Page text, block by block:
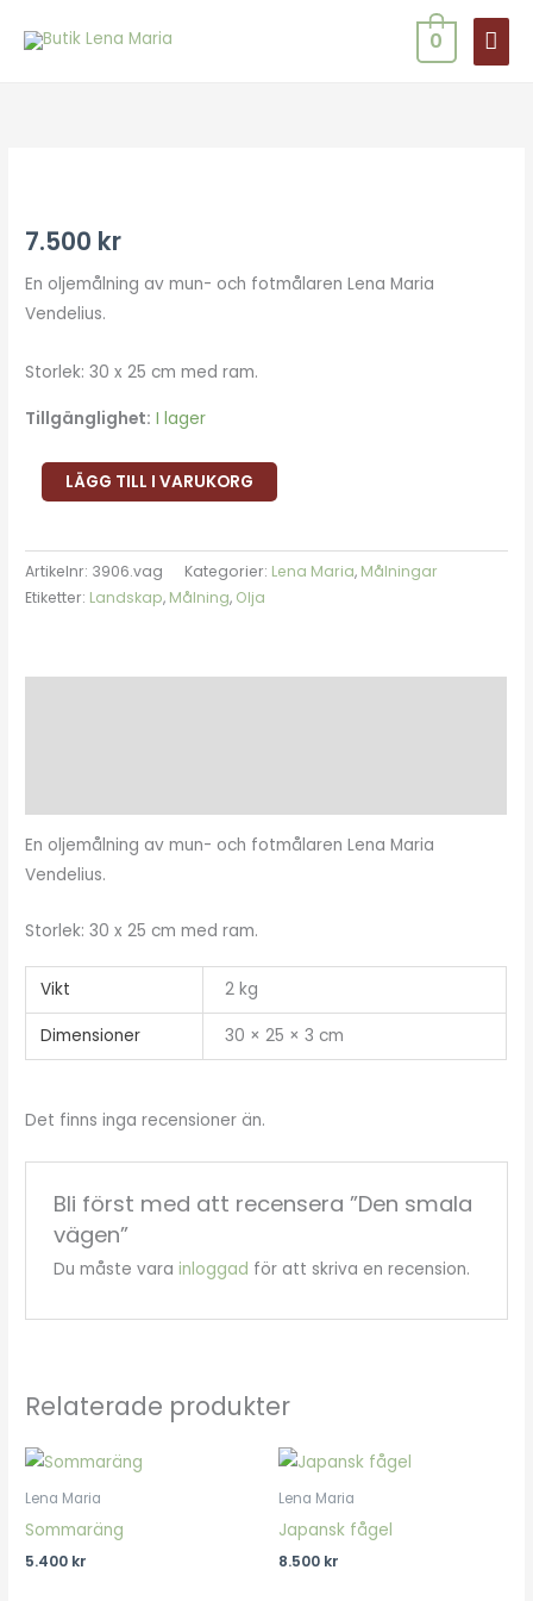
0
7.500 kr
En oljemålning av mun- och fotmålaren Lena Maria
Vendelius.
Storlek: 30 x 25 cm med ram.
Tillgänglighet: I lager
vägen
LÄGG TILL I VARUKORG
Artikelnr: 3906.vag Kategorier: Lena Maria, Målningar
Etiketter: Landskap, Målning, Olja
En oljemålning av mun- och fotmålaren Lena Maria
Vendelius.
Storlek: 30 x 25 cm med ram.
Vikt 2 kg
Dimensioner 30 × 25 × 3 cm
Det finns inga recensioner än.
Bli först med att recensera ”Den smala
vägen”
Du måste vara inloggad för att skriva en recension.
Relaterade produkter
Lena Maria
Sommaräng
5.400 kr
Lena Maria
Japansk fågel
8.500 kr